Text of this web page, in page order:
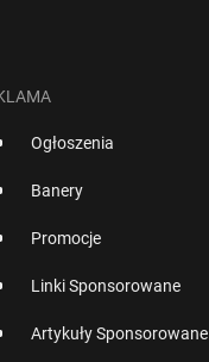
Ogłoszenia
Banery
Promocje
Linki Sponsorowane
Artykuły Sponsorowane